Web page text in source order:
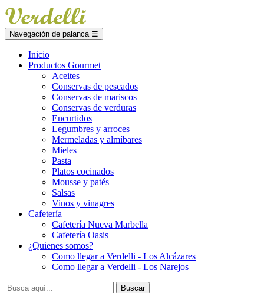
Navegación de palanca ☰
Inicio
Productos Gourmet
Aceites
Conservas de pescados
Conservas de mariscos
Conservas de verduras
Encurtidos
Legumbres y arroces
Mermeladas y almíbares
Mieles
Pasta
Platos cocinados
Mousse y patés
Salsas
Vinos y vinagres
Cafetería
Cafetería Nueva Marbella
Cafetería Oasis
¿Quienes somos?
Como llegar a Verdelli - Los Alcázares
Como llegar a Verdelli - Los Narejos
Buscar